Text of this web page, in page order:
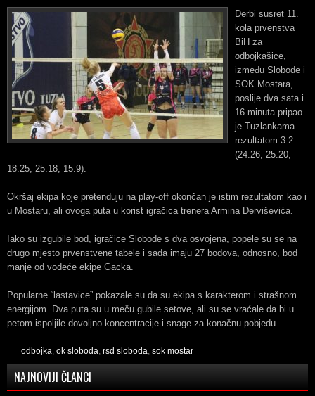
Derbi susret 11.
kola prvenstva
BiH za
odbojkašice,
između Slobode i
SOK Mostara,
poslije dva sata i
16 minuta pripao
je Tuzlankama
rezultatom 3:2
(24:26, 25:20,
18:25, 25:18, 15:9).
Okršaj ekipa koje pretenduju na play-off okončan je istim rezultatom kao i
u Mostaru, ali ovoga puta u korist igračica trenera Armina Derviševića.
Iako su izgubile bod, igračice Slobode s dva osvojena, popele su se na
drugo mjesto prvenstvene tabele i sada imaju 27 bodova, odnosno, bod
manje od vodeće ekipe Gacka.
Popularne “lastavice” pokazale su da su ekipa s karakterom i strašnom
energijom. Dva puta su u meču gubile setove, ali su se vraćale da bi u
petom ispoljile dovoljno koncentracije i snage za konačnu pobjedu.
odbojka ok sloboda rsd sloboda sok mostar
NAJNOVIJI ČLANCI